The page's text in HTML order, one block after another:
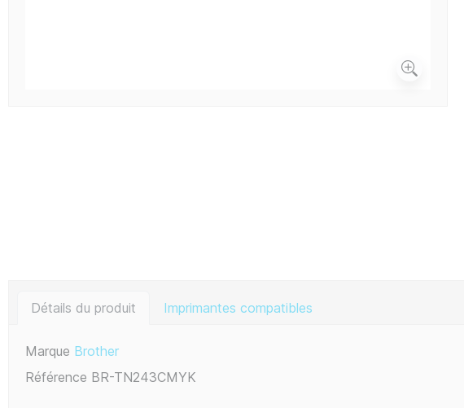
Détails du produit Imprimantes compatibles
Marque Brother
Référence BR-TN243CMYK